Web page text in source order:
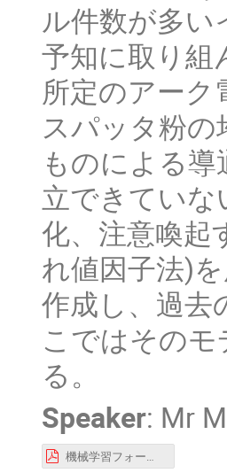
ル件数が多
予知に取り組
所定のアー
スパッタ粉の
ものによる
立できていな
化、注意喚起
れ値因子法)
作成し、過去
こではその
る。
Speaker: Mr
機械学習フォーラム2023発表資料_SHI丸山.pdf